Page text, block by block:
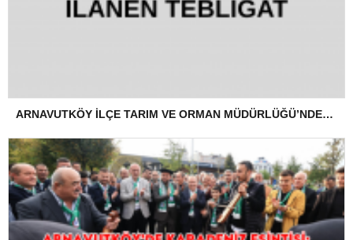
ARNAVUTKÖY İLÇE TARIM VE ORMAN MÜDÜRLÜĞÜ’NDEN İLANEN TEBLİGAT